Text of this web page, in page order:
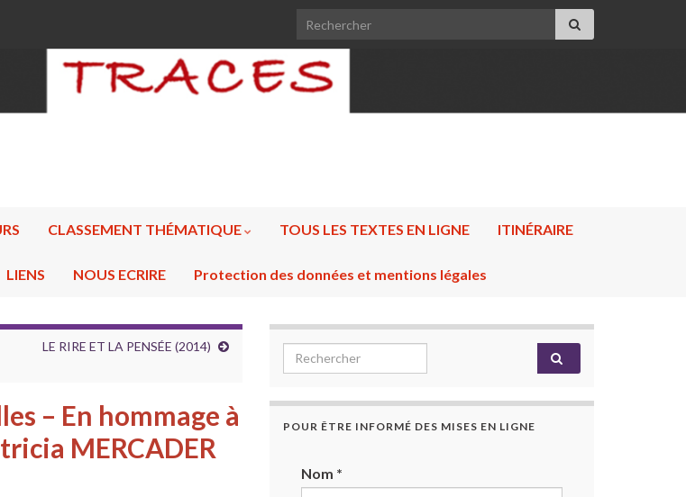
Search for:
CLASSEMENT THÉMATIQUE TOUS LES TEXTES EN LIGNE ITINÉRAIRE
LIENS NOUS ECRIRE Protection des données et mentions légales
LE RIRE ET LA PENSÉE (2014)
– En hommage à
MERCADER
Search for:
POUR ÊTRE INFORMÉ DES MISES EN LIGNE
Nom *